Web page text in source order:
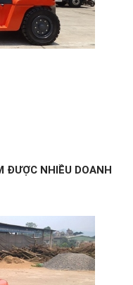
ĐƯỢC NHIỀU DOANH